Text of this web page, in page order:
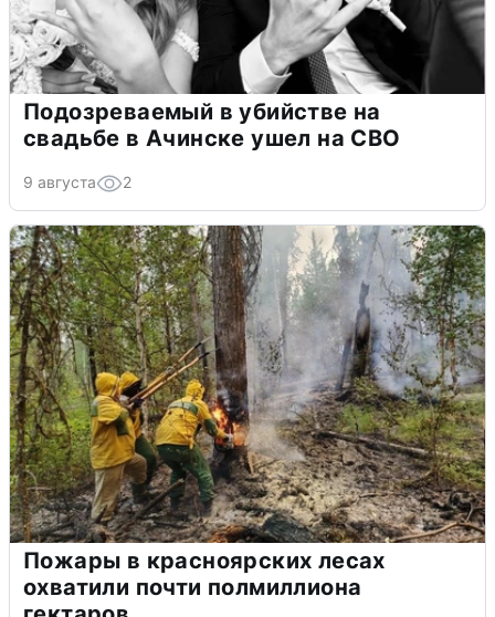
Подозреваемый в убийстве на
свадьбе в Ачинске ушел на СВО
9 августа 2
Пожары в красноярских лесах
охватили почти полмиллиона